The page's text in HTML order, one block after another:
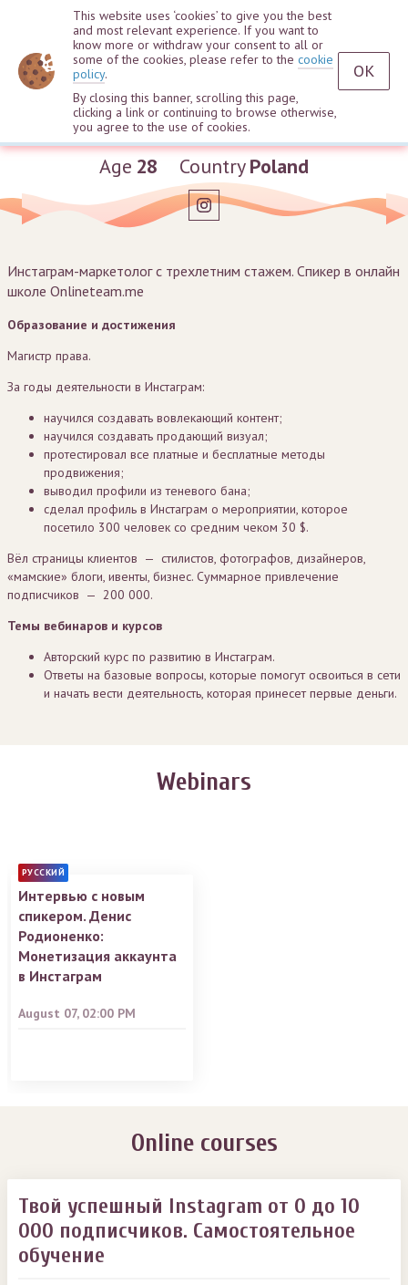
Denys Rodionenko
Age 28 CountryPoland
Инстаграм-маркетолог с трехлетним стажем. Спикер в онлайн
школе Onlineteam.me
Образование и достижения
Магистр права.
За годы деятельности в Инстаграм:
научился создавать вовлекающий контент;
научился создавать продающий визуал;
протестировал все платные и бесплатные методы
продвижения;
выводил профили из теневого бана;
сделал профиль в Инстаграм о мероприятии, которое
посетило 300 человек со средним чеком 30 $.
Вёл страницы клиентов — стилистов, фотографов, дизайнеров,
«мамские» блоги, ивенты, бизнес. Суммарное привлечение
подписчиков — 200 000.
Темы вебинаров и курсов
Авторский курс по развитию в Инстаграм.
Ответы на базовые вопросы, которые помогут освоиться в сети
и начать вести деятельность, которая принесет первые деньги.
Webinars
РУССКИЙ
Интервью с новым
спикером. Денис
Родионенко:
Монетизация аккаунта
в Инстаграм
August 07, 02:00 PM
Online courses
Твой успешный Instagram от 0 до 10
000 подписчиков. Самостоятельное
обучение
This website uses ‘cookies’ to give you the best
and most relevant experience. If you want to
know more or withdraw your consent to all or
some of the cookies, please refer to the cookie
policy.
By closing this banner, scrolling this page,
clicking a link or continuing to browse otherwise,
you agree to the use of cookies.
OK